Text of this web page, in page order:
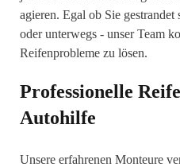
agieren. Egal ob Sie
oder unterwegs - unser Team
Reifenprobleme zu lösen.
Professionelle
Autohilfe
Unsere erfahrenen Monteure